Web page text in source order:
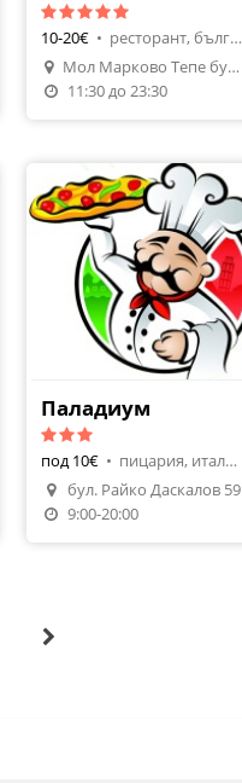
10-20€ •
ресторант, българска кухня
Мол Марково Тепе бул. Руски 54
11:30 до 23:30
Паладиум
под 10€ •
пицария, италианска
бул. Райко Даскалов 59
9:00-20:00